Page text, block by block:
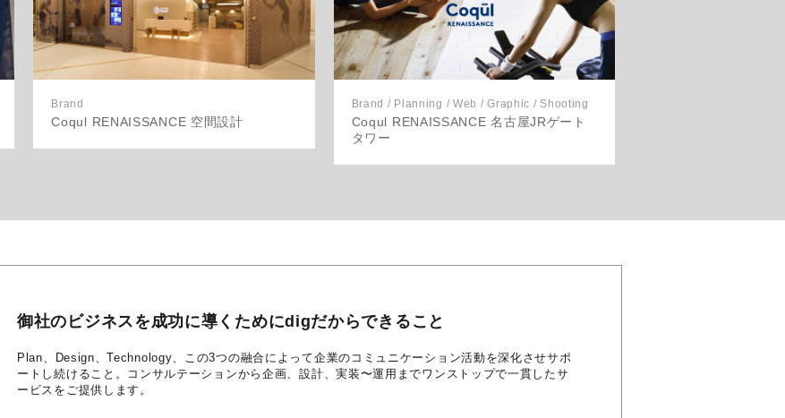
Brand
Coqul RENAISSANCE 空間設計
Brand / Planning / Web / Graphic / Shooting
Coqul RENAISSANCE 名古屋JRゲート
タワー
御社のビジネスを成功に導くためにdigだからできること
Plan、Design、Technology、この3つの融合によって企業のコミュニケーション活動を深化させサポ
ートし続けること。コンサルテーションから企画、設計、実装〜運用までワンストップで一貫したサ
ービスをご提供します。